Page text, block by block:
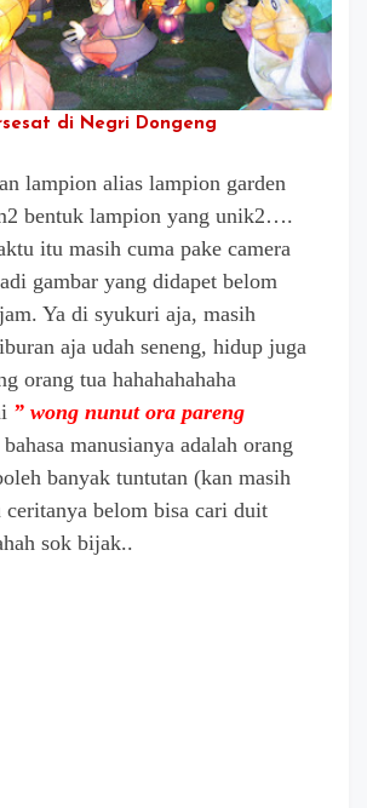
di Negri Dongeng
lampion alias lampion garden
bentuk lampion yang unik2….
itu masih cuma pake camera
gambar yang didapet belom
Ya di syukuri aja, masih
aja udah seneng, hidup juga
orang tua hahahahahaha
” wong nunut ora pareng
manusianya adalah orang
banyak tuntutan (kan masih
ceritanya belom bisa cari duit
sok bijak..